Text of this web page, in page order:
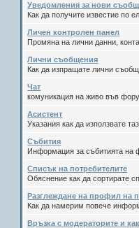
Уведомления за нови
Как да получите известие по
Личен контролен панел
Промяна на лични данни,
Лични съобщения
Как да изпращате лични
Чат
комуникация на живо във
Асистент
Указания как да използвате
Събития
Информация за събитията на
Списък на потребителите
Обяснение как да сортирате
Разглеждане на профил на
Как да намерим повече
Връзка с модераторите и